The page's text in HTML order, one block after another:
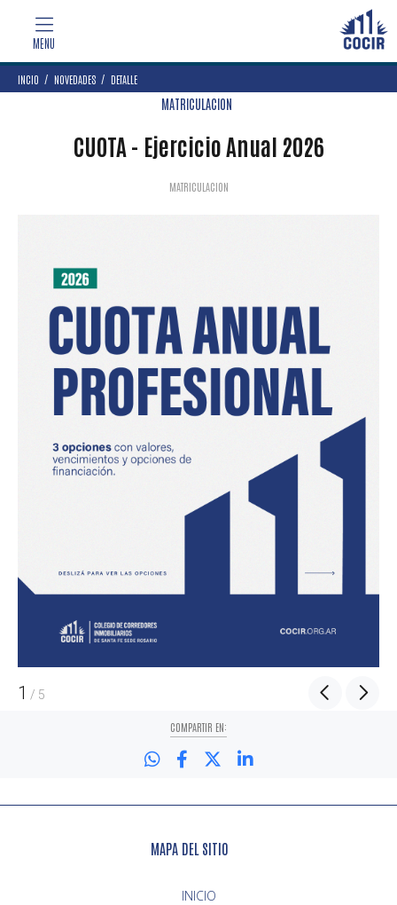
INCIO NOVEDADES DETALLE
MATRICULACION
CUOTA - Ejercicio Anual 2026
MATRICULACION
1 / 5
COMPARTIR EN:
MAPA DEL SITIO
INICIO